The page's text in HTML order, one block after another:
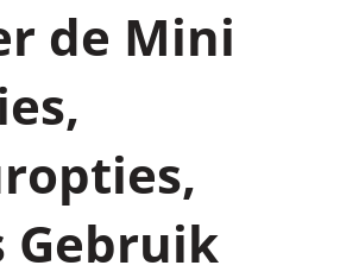
de Mini
Gebruik